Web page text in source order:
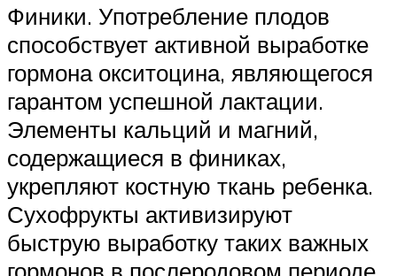
Финики. Употребление плодов
способствует активной выработке
гормона окситоцина, являющегося
гарантом успешной лактации.
Элементы кальций и магний,
содержащиеся в финиках,
укрепляют костную ткань ребенка.
Сухофрукты активизируют
быструю выработку таких важных
гормонов в послеродовом периоде,